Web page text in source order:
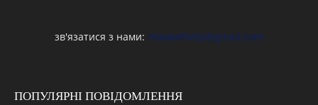
зв'язатися з нами: maxwelhelp@gmail.com
ПОПУЛЯРНІ ПОВІДОМЛЕННЯ